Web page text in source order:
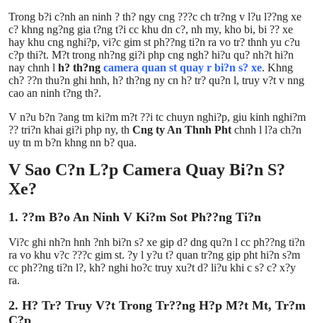
Top 10
How To
Support Number
Trong b?i c?nh an ninh ? th? ngy cng ???c ch tr?ng v l?u l??ng xe
c? khng ng?ng gia t?ng t?i cc khu dn c?, nh my, kho bi, bi ?? xe
hay khu cng nghi?p, vi?c gim st ph??ng ti?n ra vo tr? thnh yu c?u
c?p thi?t. M?t trong nh?ng gi?i php cng ngh? hi?u qu? nh?t hi?n
nay chnh l h? th?ng camera quan st quay r bi?n s? xe. Khng
ch? ??n thu?n ghi hnh, h? th?ng ny cn h? tr? qu?n l, truy v?t v nng
cao an ninh t?ng th?.
V n?u b?n ?ang tm ki?m m?t ??i tc chuyn nghi?p, giu kinh nghi?m
?? tri?n khai gi?i php ny, th Cng ty An Thnh Pht chnh l l?a ch?n
uy tn m b?n khng nn b? qua.
V Sao C?n L?p Camera Quay Bi?n S?
Xe?
1. ??m B?o An Ninh V Ki?m Sot Ph??ng Ti?n
Vi?c ghi nh?n hnh ?nh bi?n s? xe gip d? dng qu?n l cc ph??ng ti?n
ra vo khu v?c ???c gim st. ?y l y?u t? quan tr?ng gip pht hi?n s?m
cc ph??ng ti?n l?, kh? nghi ho?c truy xu?t d? li?u khi c s? c? x?y
ra.
2. H? Tr? Truy V?t Trong Tr??ng H?p M?t Mt, Tr?m